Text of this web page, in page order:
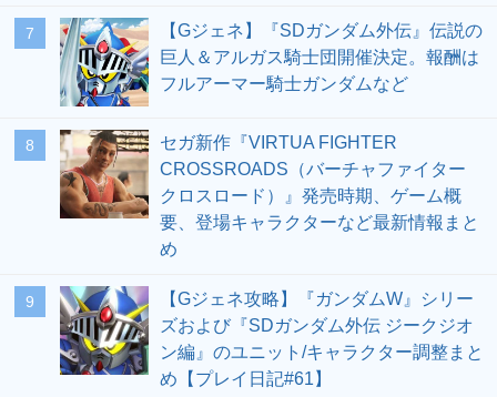
7
【Gジェネ】『SDガンダム外伝』伝説の
巨人＆アルガス騎士団開催決定。報酬は
フルアーマー騎士ガンダムなど
8
セガ新作『VIRTUA FIGHTER
CROSSROADS（バーチャファイター
クロスロード）』発売時期、ゲーム概
要、登場キャラクターなど最新情報まと
め
9
【Gジェネ攻略】『ガンダムW』シリー
ズおよび『SDガンダム外伝 ジークジオ
ン編』のユニット/キャラクター調整まと
め【プレイ日記#61】